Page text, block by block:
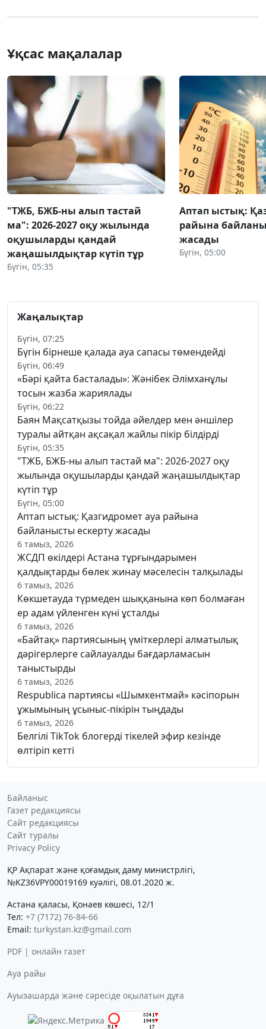
Ұқсас мақалалар
"ТЖБ, БЖБ-ны алып тастай
ма": 2026-2027 оқу жылында
оқушыларды қандай
жаңашылдықтар күтіп тұр
Бүгін, 05:35
Аптап ыстық:
райына
жасады
Бүгін, 05:00
Жаңалықтар
Бүгін, 07:25
Бүгін бірнеше қалада ауа сапасы төмендейді
Бүгін, 06:49
«Бәрі қайта басталады»: Жәнібек Әлімханұлы
тосын жазба жариялады
Бүгін, 06:22
Баян Мақсатқызы тойда әйелдер мен әншілер
туралы айтқан ақсақал жайлы пікір білдірді
Бүгін, 05:35
"ТЖБ, БЖБ-ны алып тастай ма": 2026-2027 оқу
жылында оқушыларды қандай жаңашылдықтар
күтіп тұр
Бүгін, 05:00
Аптап ыстық: Қазгидромет ауа райына
байланысты ескерту жасады
6 тамыз, 2026
ЖСДП өкілдері Астана тұрғындарымен
қалдықтарды бөлек жинау мәселесін талқылады
6 тамыз, 2026
Көкшетауда түрмеден шыққанына көп болмаған
ер адам үйленген күні ұсталды
6 тамыз, 2026
«Байтақ» партиясының үміткерлері алматылық
дәрігерлерге сайлауалды бағдарламасын
таныстырды
6 тамыз, 2026
Respublica партиясы «Шымкентмай» кәсіпорын
ұжымының ұсыныс-пікірін тыңдады
6 тамыз, 2026
Белгілі TikTok блогерді тікелей эфир кезінде
өлтіріп кетті
Байланыс
Газет редакциясы
Сайт редакциясы
Сайт туралы
Privacy Policy
ҚР Ақпарат және қоғамдық даму министрлігі,
№KZ36VPY00019169 куәлігі, 08.01.2020 ж.
Астана қаласы, Қонаев көшесі, 12/1
Тел: +7 (7172) 76-84-66
Email: turkystan.kz@gmail.com
PDF | онлайн газет
Ауа райы
Ауызашарда және сәресіде оқылатын дұға